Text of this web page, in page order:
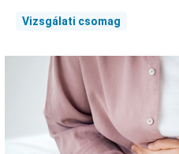
Vizsgálati csomag